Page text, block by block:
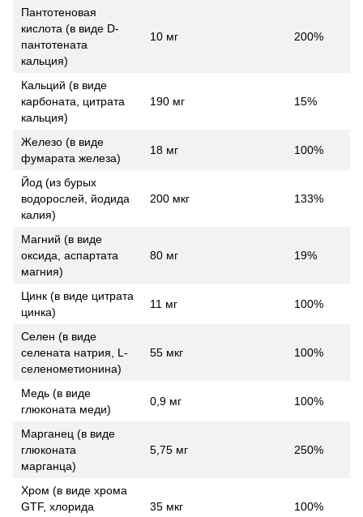
Пантотеновая
кислота (в виде D-
пантотената
кальция)
10 мг 200%
Кальций (в виде
карбоната, цитрата
кальция)
190 мг 15%
Железо (в виде
фумарата железа)
18 мг 100%
Йод (из бурых
водорослей, йодида
калия)
200 мкг 133%
Магний (в виде
оксида, аспартата
магния)
80 мг 19%
Цинк (в виде цитрата
цинка)
11 мг 100%
Селен (в виде
селената натрия, L-
селенометионина)
55 мкг 100%
Медь (в виде
глюконата меди)
0,9 мг 100%
Марганец (в виде
глюконата
марганца)
5,75 мг 250%
Хром (в виде хрома
GTF, хлорида
35 мкг 100%